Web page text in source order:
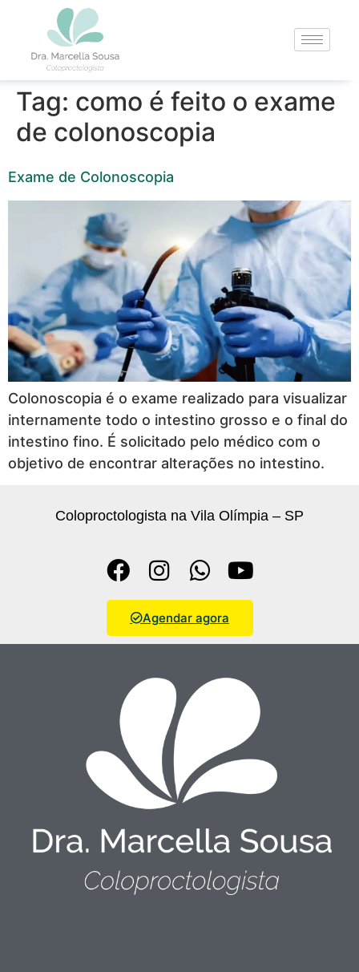
Tag: como é feito o exame
de colonoscopia
Exame de Colonoscopia
Colonoscopia é o exame realizado para visualizar
internamente todo o intestino grosso e o final do
intestino fino. É solicitado pelo médico com o
objetivo de encontrar alterações no intestino.
Coloproctologista na Vila Olímpia – SP
Agendar agora